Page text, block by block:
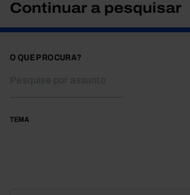
Continuar a pesquisar
O QUE PROCURA?
TEMA